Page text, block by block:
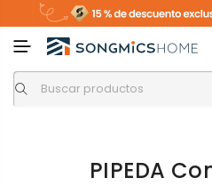
PIPEDA